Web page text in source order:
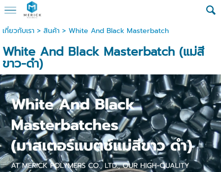
เกี่ยวกับเรา > สินค้า > White And Black Masterbatch
White And Black Masterbatch (แม่สี
ขาว-ดำ)